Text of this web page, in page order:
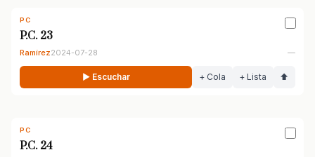
PC
P.C. 23
Ramírez2024-07-28 —
▶ Escuchar + Cola + Lista ⬆
PC
P.C. 24